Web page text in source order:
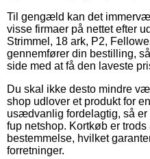
Til gengæld kan det
visse firmaer på nettet efter
Strimmel, 18 ark, P2,
gennemfører din bestilling,
side med at få den laveste
Du skal ikke desto mindre
shop udlover et produkt for
usædvanlig fordelagtig, så
fup netshop. Kortkøb er
bestemmelse, hvilket
forretninger.